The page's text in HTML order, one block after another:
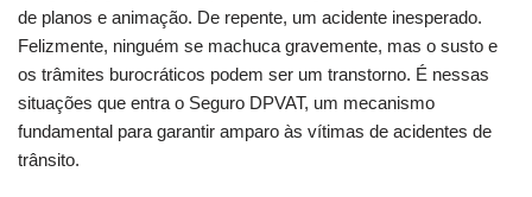
de planos e animação. De repente, um acidente inesperado.
Felizmente, ninguém se machuca gravemente, mas o susto e
os trâmites burocráticos podem ser um transtorno. É nessas
situações que entra o Seguro DPVAT, um mecanismo
fundamental para garantir amparo às vítimas de acidentes de
trânsito.